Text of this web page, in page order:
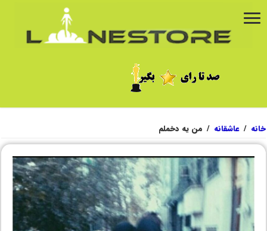
خانه / عاشقانه / من یه دخملم